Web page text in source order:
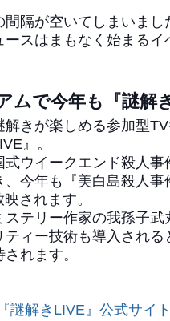
間隔が空いてしまいま
ースはまもなく始まる
ムで今年も『謎解
解きが楽しめる参加型
』。
式ウイークエンド殺人
、今年も『美白島殺人
されます。
ステリー作家の我孫子武
ティー技術も導入され
れます。
謎解きLIVE』公式サイ